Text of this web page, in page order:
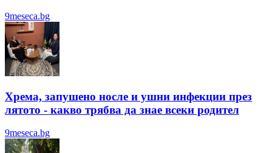
9meseca.bg
Хрема, запушено носле и ушни инфекции през
лятотo - какво трябва да знае всеки родител
9meseca.bg